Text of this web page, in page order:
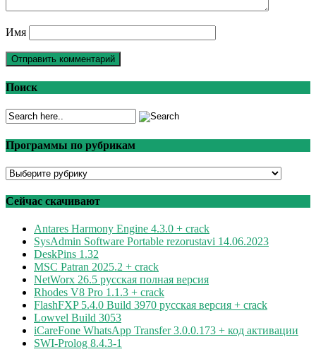
Имя
Поиск
Программы по рубрикам
Программы
рубрикам
Сейчас скачивают
Antares Harmony Engine 4.3.0 + crack
SysAdmin Software Portable rezorustavi 14.06.2023
DeskPins 1.32
MSC Patran 2025.2 + crack
NetWorx 26.5 русская полная версия
Rhodes V8 Pro 1.1.3 + crack
FlashFXP 5.4.0 Build 3970 русская версия + crack
Lowvel Build 3053
iCareFone WhatsApp Transfer 3.0.0.173 + код активации
SWI-Prolog 8.4.3-1